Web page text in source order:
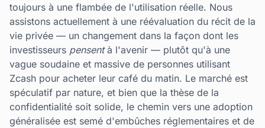
toujours à une flambée de l'utilisation réelle. Nous
assistons actuellement à une réévaluation du récit de la
vie privée — un changement dans la façon dont les
investisseurs pensentà l'avenir — plutôt qu'à une
vague soudaine et massive de personnes utilisant
Zcash pour acheter leur café du matin. Le marché est
spéculatif par nature, et bien que la thèse de la
confidentialité soit solide, le chemin vers une adoption
généralisée est semé d'embûches réglementaires et de